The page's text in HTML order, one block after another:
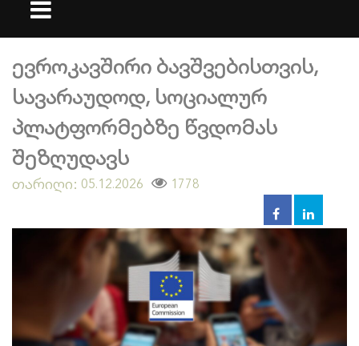
ევროკავშირი ბავშვებისთვის,
სავარაუდოდ, სოციალურ
პლატფორმებზე წვდომას
შეზღუდავს
თარიღი: 05.12.2026 1778